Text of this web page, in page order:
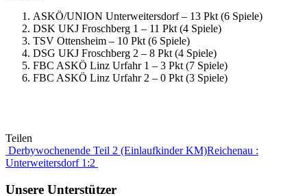
ASKÖ/UNION Unterweitersdorf – 13 Pkt (6 Spiele)
DSK UKJ Froschberg 1 – 11 Pkt (4 Spiele)
TSV Ottensheim – 10 Pkt (6 Spiele)
DSG UKJ Froschberg 2 – 8 Pkt (4 Spiele)
FBC ASKÖ Linz Urfahr 1 – 3 Pkt (7 Spiele)
FBC ASKÖ Linz Urfahr 2 – 0 Pkt (3 Spiele)
Teilen
Beitragsnavigation
Derbywochenende Teil 2 (Einlaufkinder KM)Reichenau :
Unterweitersdorf 1:2
Unsere Unterstützer